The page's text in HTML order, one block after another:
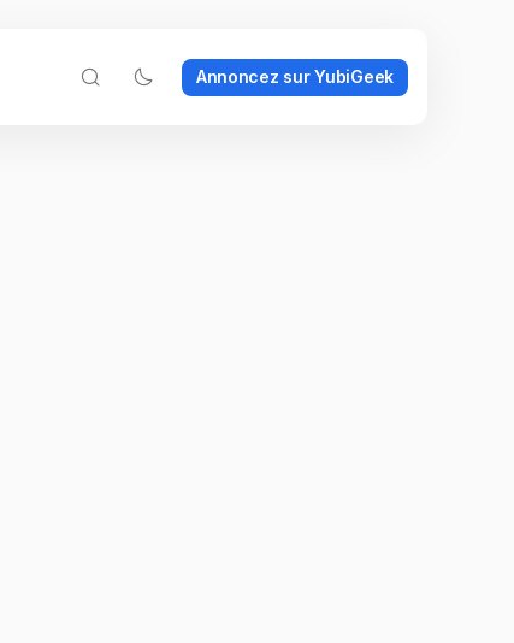
Annoncez sur YubiGeek